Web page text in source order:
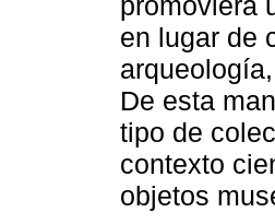
en lugar de
De esta
tipo de
contexto
objetos